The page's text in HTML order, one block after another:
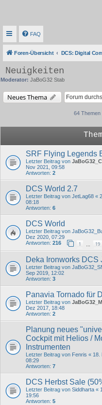
FAQ
Foren-Übersicht DCS: Digital
Neuigkeiten
Moderator: JaBoG32 Stab
Neues Thema
64 Themen
SRF Flying Legends
Letzter Beitrag von
Nov 2021, 09:58
Antworten: 2
DCS World 2.7
Letzter Beitrag von JetLag68 «
08:18
Antworten: 6
DCS World
Letzter Beitrag von
Dez 2020, 07:29
Antworten: 216 1 19
Deka Ironworks DCS
Letzter Beitrag von
Sep 2019, 12:02
Antworten: 3
Panavia Tornado für
Letzter Beitrag von
Dez 2017, 18:48
Antworten: 2
Planung neues
Cockpit mit Helios /
Instrumenten
Letzter Beitrag von Fenris « 18.
08:29
Antworten: 7
DCS Herbst Sale
Letzter Beitrag von Siddharta «
19:56
Antworten: 5